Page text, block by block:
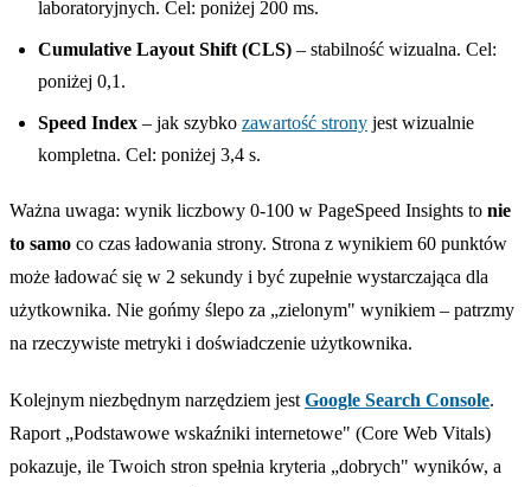
laboratoryjnych. Cel: poniżej 200 ms.
Cumulative Layout Shift (CLS) – stabilność wizualna. Cel:
poniżej 0,1.
Speed Index – jak szybko zawartość strony jest wizualnie
kompletna. Cel: poniżej 3,4 s.
Ważna uwaga: wynik liczbowy 0-100 w PageSpeed Insights to nie
to samo co czas ładowania strony. Strona z wynikiem 60 punktów
może ładować się w 2 sekundy i być zupełnie wystarczająca dla
użytkownika. Nie gońmy ślepo za „zielonym" wynikiem – patrzmy
na rzeczywiste metryki i doświadczenie użytkownika.
Kolejnym niezbędnym narzędziem jest Google Search Console.
Raport „Podstawowe wskaźniki internetowe" (Core Web Vitals)
pokazuje, ile Twoich stron spełnia kryteria „dobrych" wyników, a